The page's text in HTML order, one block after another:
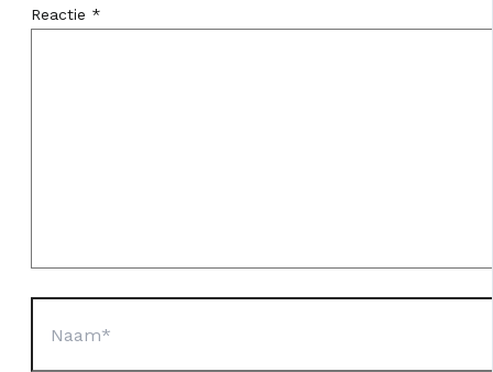
Reactie *